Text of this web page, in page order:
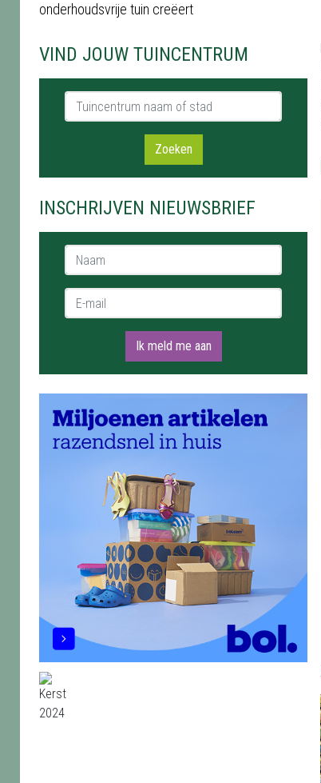
onderhoudsvrije tuin creëert
VIND JOUW TUINCENTRUM
Tuincentrum naam of stad
Zoeken
INSCHRIJVEN NIEUWSBRIEF
Naam *
E-mail *
Ik meld me aan